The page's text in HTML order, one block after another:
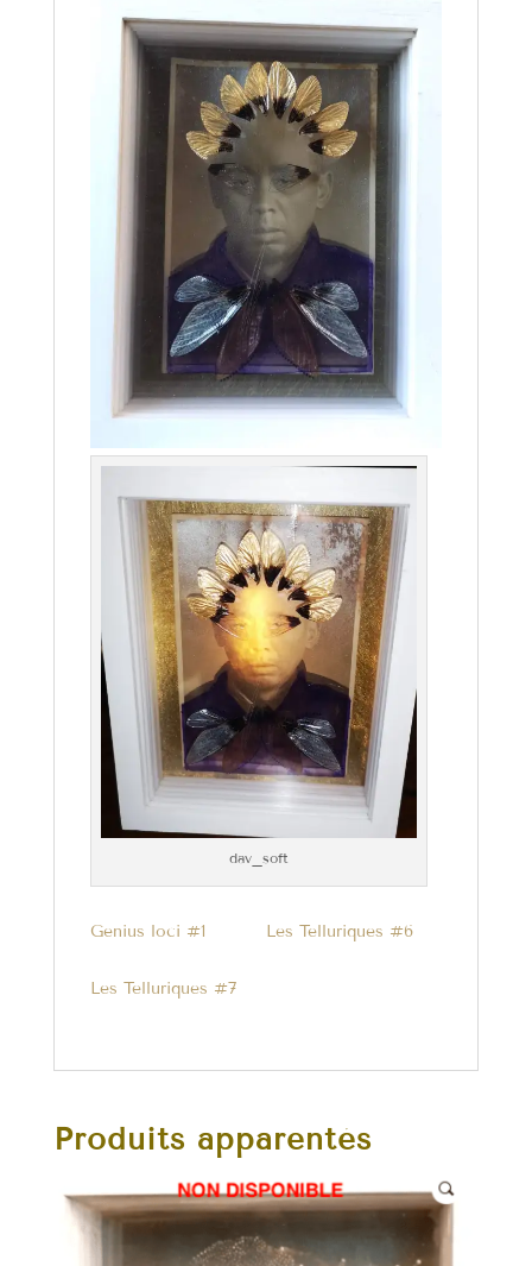
dav_soft
Genius loci #1 Les Telluriques #6
Les Telluriques #7
Produits apparentés